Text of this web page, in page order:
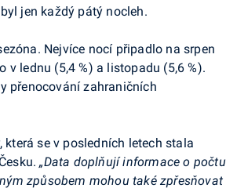
jen každý pátý nocleh.
Nejvíce nocí připadlo na srpen
v lednu (5,4 %) a listopadu (5,6 %).
přenocování zahraničních
se v posledních letech stala
„Data doplňují informace o počtu
způsobem mohou také zpřesňovat